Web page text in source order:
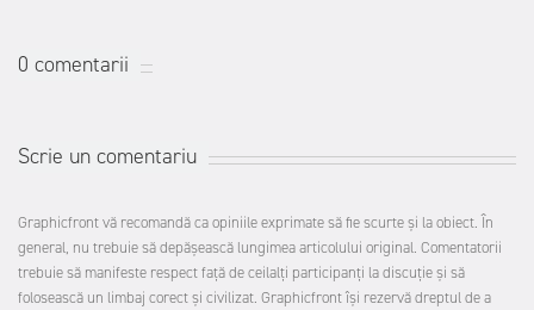
0 comentarii
Scrie un comentariu
Graphicfront vă recomandă ca opiniile exprimate să fie scurte şi la obiect. În
general, nu trebuie să depăşească lungimea articolului original. Comentatorii
trebuie să manifeste respect faţă de ceilalţi participanţi la discuţie şi să
folosească un limbaj corect şi civilizat. Graphicfront îşi rezervă dreptul de a